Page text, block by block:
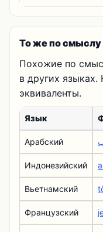
То же по смыслу
Похожие по
в других
эквиваленты.
Язык
Арабский
Индонезийский
Вьетнамский
Французский